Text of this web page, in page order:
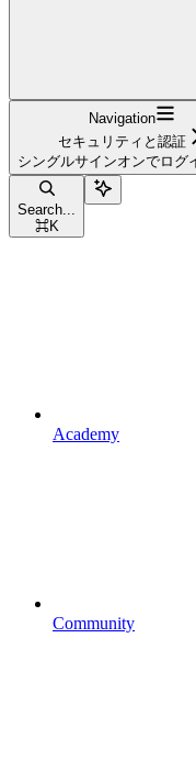
Navigation
セキュリティと認証
シングルサインオンでログ
Search...
⌘K
Academy
Community